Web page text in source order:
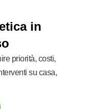
in
priorità, costi,
su casa,